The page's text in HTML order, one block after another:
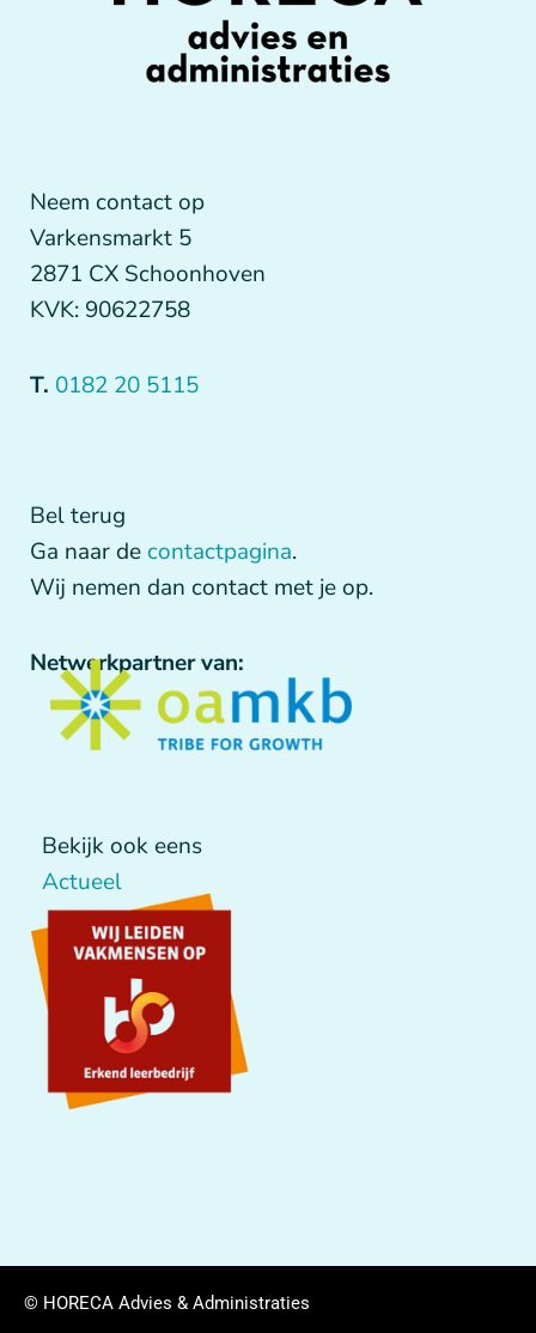
Neem contact op
Varkensmarkt 5
2871 CX Schoonhoven
KVK: 90622758
T. 0182 20 5115
Bel terug
Ga naar de contactpagina.
Wij nemen dan contact met je op.
Netwerkpartner van:
Bekijk ook eens
Actueel
© HORECA Advies & Administraties